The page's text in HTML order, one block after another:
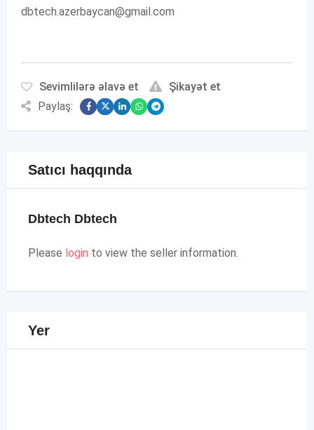
dbtech.azerbaycan@gmail.com
Sevimlilərə əlavə et
Şikayət et
Paylaş:
Satıcı haqqında
Dbtech Dbtech
Please login to view the seller information.
Yer